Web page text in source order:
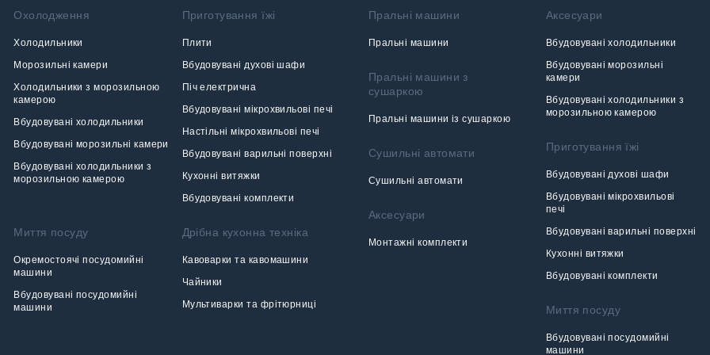
Охолодження
Холодильники
Морозильні камери
Холодильники з морозильною
камерою
Вбудовувані холодильники
Вбудовувані морозильні камери
Вбудовувані холодильники з
морозильною камерою
Приготування їжі
Плити
Вбудовувані духові шафи
Піч електрична
Вбудовувані мікрохвильові печі
Настільні мікрохвильові печі
Вбудовувані варильні поверхні
Кухонні витяжки
Вбудовувані комплекти
Миття посуду
Окремостоячі посудомийні
машини
Вбудовувані посудомийні
машини
Дрібна кухонна техніка
Кавоварки та кавомашини
Чайники
Мультиварки та фрітюрниці
Пральні машини
Пральні машини
Пральні машини з
сушаркою
Пральні машини із сушаркою
Сушильні автомати
Сушильні автомати
Аксесуари
Монтажні комплекти
Аксесуари
Вбудовувані холодильники
Вбудовувані морозильні
камери
Вбудовувані холодильники з
морозильною камерою
Приготування їжі
Вбудовувані духові шафи
Вбудовувані мікрохвильові
печі
Вбудовувані варильні поверхні
Кухонні витяжки
Вбудовувані комплекти
Миття посуду
Вбудовувані посудомийні
машини